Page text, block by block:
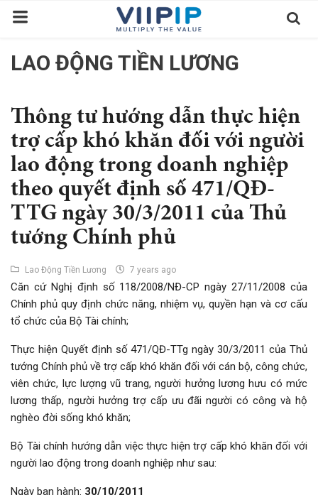
Trang chủ
Tin tức
Liên hệ
Tầm nhìn
Tuyển dụng nhân sự
Quy Trình/Hướng Dẫn Đầu Tư
Tiêu Chuẩn Việt Nam
Thỏa Thuận Sử Dụng
Đăng nhập
Đăng ký
VN
LAO ĐỘNG TIỀN LƯƠNG
Thông tư hướng dẫn thực hiện
trợ cấp khó khăn đối với người
lao động trong doanh nghiệp
theo quyết định số 471/QĐ-
TTG ngày 30/3/2011 của Thủ
tướng Chính phủ
Lao Động Tiền Lương 7 years ago
Căn cứ Nghị định số 118/2008/NĐ-CP ngày 27/11/2008 của
Chính phủ quy định chức năng, nhiệm vụ, quyền hạn và cơ cấu
tổ chức của Bộ Tài chính;
Thực hiện Quyết định số 471/QĐ-TTg ngày 30/3/2011 của Thủ
tướng Chính phủ về trợ cấp khó khăn đối với cán bộ, công chức,
viên chức, lực lượng vũ trang, người hưởng lương hưu có mức
lương thấp, người hưởng trợ cấp ưu đãi người có công và hộ
nghèo đời sống khó khăn;
Bộ Tài chính hướng dẫn việc thực hiện trợ cấp khó khăn đối với
người lao động trong doanh nghiệp như sau:
Ngày ban hành: 30/10/2011